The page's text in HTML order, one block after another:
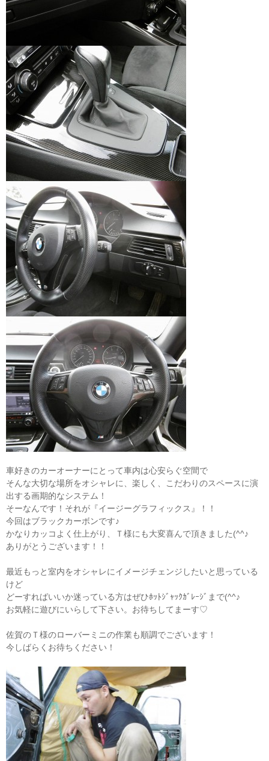
車好きのカーオーナーにとって車内は心安らぐ空間で
そんな大切な場所をオシャレに、楽しく、こだわりのスペースに演
出する画期的なシステム！
そーなんです！それが『イージーグラフィックス』！！
今回はブラックカーボンです♪
かなりカッコよく仕上がり、Ｔ様にも大変喜んで頂きました(^^♪
ありがとうございます！！
最近もっと室内をオシャレにイメージチェンジしたいと思っている
けど
どーすればいいか迷っている方はぜひﾎｯﾄｼﾞｬｯｸｶﾞﾚｰｼﾞまで(^^♪
お気軽に遊びにいらして下さい。お待ちしてまーす♡
佐賀のＴ様のローバーミニの作業も順調でございます！
今しばらくお待ちください！